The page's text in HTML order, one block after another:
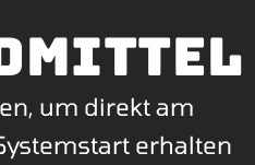
um direkt am
erhalten